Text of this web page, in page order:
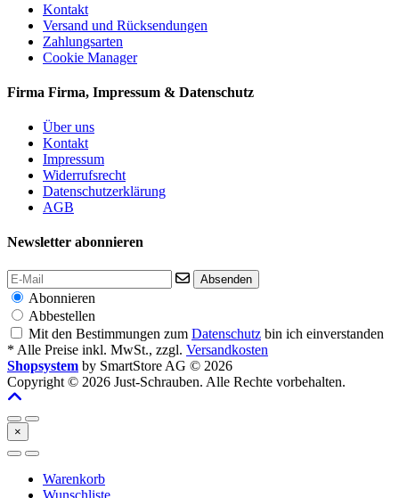
Kontakt
Versand und Rücksendungen
Zahlungsarten
Cookie Manager
Firma Firma, Impressum & Datenschutz
Über uns
Kontakt
Impressum
Widerrufsrecht
Datenschutzerklärung
AGB
Newsletter abonnieren
Absenden
Abonnieren
Abbestellen
Mit den Bestimmungen zum Datenschutz bin ich einverstanden
* Alle Preise inkl. MwSt., zzgl. Versandkosten
Shopsystem by SmartStore AG © 2026
Copyright © 2026 Just-Schrauben. Alle Rechte vorbehalten.
×
Warenkorb
Wunschliste